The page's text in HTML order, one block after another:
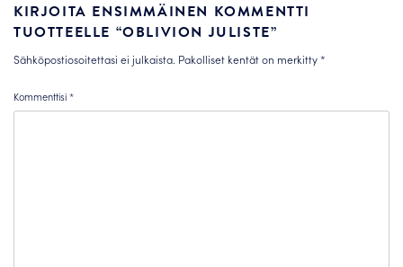
KIRJOITA ENSIMMÄINEN KOMMENTTI
TUOTTEELLE “OBLIVION JULISTE”
Sähköpostiosoitettasi ei julkaista. Pakolliset kentät on merkitty*
Kommenttisi*